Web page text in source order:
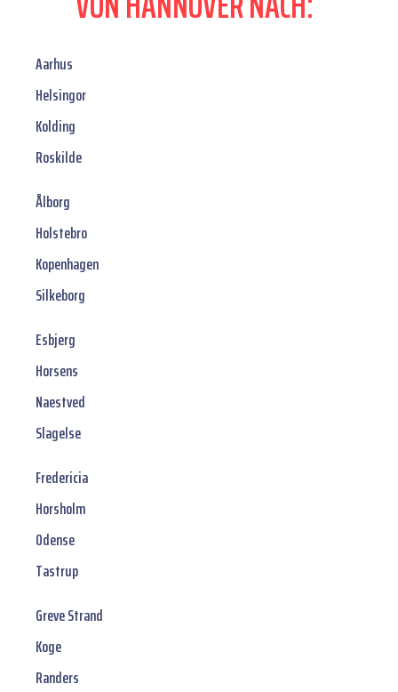
Aarhus
Helsingor
Kolding
Roskilde
Ålborg
Holstebro
Kopenhagen
Silkeborg
Esbjerg
Horsens
Naestved
Slagelse
Fredericia
Horsholm
Odense
Tastrup
Greve Strand
Koge
Randers